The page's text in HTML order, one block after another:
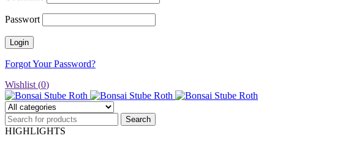
Passwort
Forgot Your Password?
Wishlist (0)
HIGHLIGHTS